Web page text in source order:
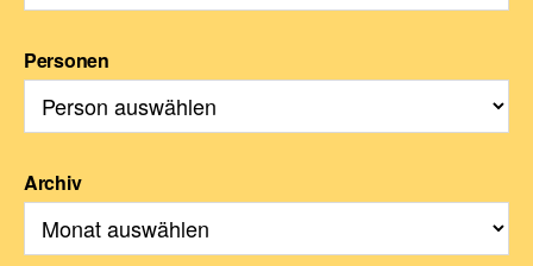
Personen
Archiv